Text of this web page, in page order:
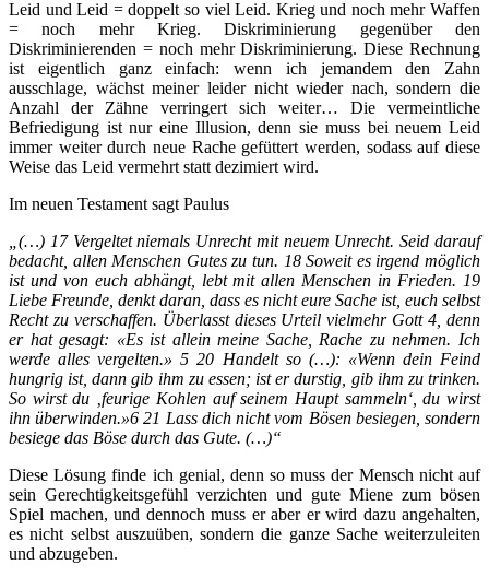
Leid und Leid = doppelt so viel Leid. Krieg und noch mehr Waffen
= noch mehr Krieg. Diskriminierung gegenüber den
Diskriminierenden = noch mehr Diskriminierung. Diese Rechnung
ist eigentlich ganz einfach: wenn ich jemandem den Zahn
ausschlage, wächst meiner leider nicht wieder nach, sondern die
Anzahl der Zähne verringert sich weiter… Die vermeintliche
Befriedigung ist nur eine Illusion, denn sie muss bei neuem Leid
immer weiter durch neue Rache gefüttert werden, sodass auf diese
Weise das Leid vermehrt statt dezimiert wird.
Im neuen Testament sagt Paulus
„(…) 17 Vergeltet niemals Unrecht mit neuem Unrecht. Seid darauf
bedacht, allen Menschen Gutes zu tun. 18 Soweit es irgend möglich
ist und von euch abhängt, lebt mit allen Menschen in Frieden. 19
Liebe Freunde, denkt daran, dass es nicht eure Sache ist, euch selbst
Recht zu verschaffen. Überlasst dieses Urteil vielmehr Gott 4, denn
er hat gesagt: «Es ist allein meine Sache, Rache zu nehmen. Ich
werde alles vergelten.» 5 20 Handelt so (…): «Wenn dein Feind
hungrig ist, dann gib ihm zu essen; ist er durstig, gib ihm zu trinken.
So wirst du ‚feurige Kohlen auf seinem Haupt sammeln‘, du wirst
ihn überwinden.»6 21 Lass dich nicht vom Bösen besiegen, sondern
besiege das Böse durch das Gute. (…)“
Diese Lösung finde ich genial, denn so muss der Mensch nicht auf
sein Gerechtigkeitsgefühl verzichten und gute Miene zum bösen
Spiel machen, und dennoch muss er aber er wird dazu angehalten,
es nicht selbst auszuüben, sondern die ganze Sache weiterzuleiten
und abzugeben.